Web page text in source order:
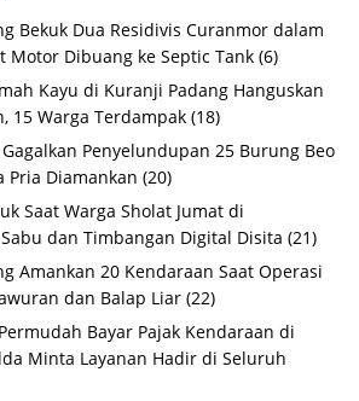
Bekuk Dua Residivis Curanmor dalam
Motor Dibuang ke Septic Tank (6)
Kayu di Kuranji Padang Hanguskan
15 Warga Terdampak (18)
Penyelundupan 25 Burung Beo
Pria Diamankan (20)
Saat Warga Sholat Jumat di
dan Timbangan Digital Disita (21)
Amankan 20 Kendaraan Saat Operasi
dan Balap Liar (22)
Bayar Pajak Kendaraan di
Minta Layanan Hadir di Seluruh